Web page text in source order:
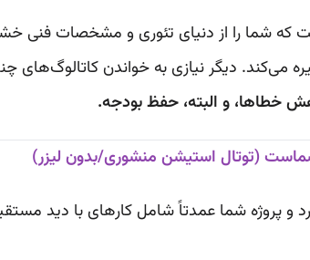
که شما را از دنیای تئوری و مشخصات فنی
خطاها، و البته، حفظ بودجه.
(توتال استیشن منشوری/بدون لیزر)
و پروژه شما عمدتاً شامل کارهای با دید